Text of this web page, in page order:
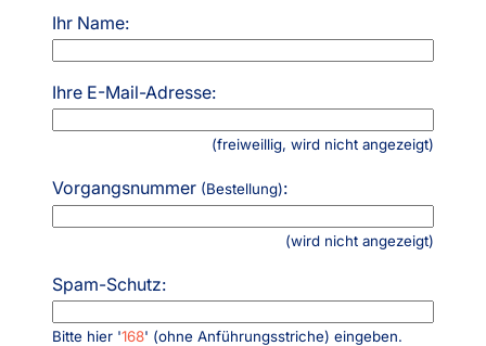
Ihr Name:
Ihre E-Mail-Adresse:
(freiweillig, wird nicht angezeigt)
Vorgangsnummer (Bestellung):
(wird nicht angezeigt)
Spam-Schutz:
Bitte hier '168' (ohne Anführungsstriche) eingeben.